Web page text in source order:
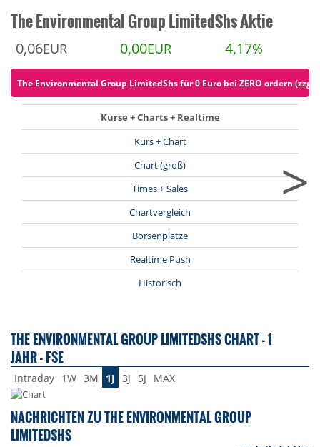
The Environmental Group LimitedShs Aktie
0,06EUR 0,00EUR 4,17%
The Environmental Group LimitedShs für 0 Euro bei ZERO ordern (zzgl.
Kurse + Charts + Realtime
Kurs + Chart
Chart (groß)
Times + Sales
Chartvergleich
Börsenplätze
Realtime Push
Historisch
>
THE ENVIRONMENTAL GROUP LIMITEDSHS CHART - 1
JAHR - FSE
Intraday 1W 3M 1J 3J 5J MAX
NACHRICHTEN ZU THE ENVIRONMENTAL GROUP
LIMITEDSHS